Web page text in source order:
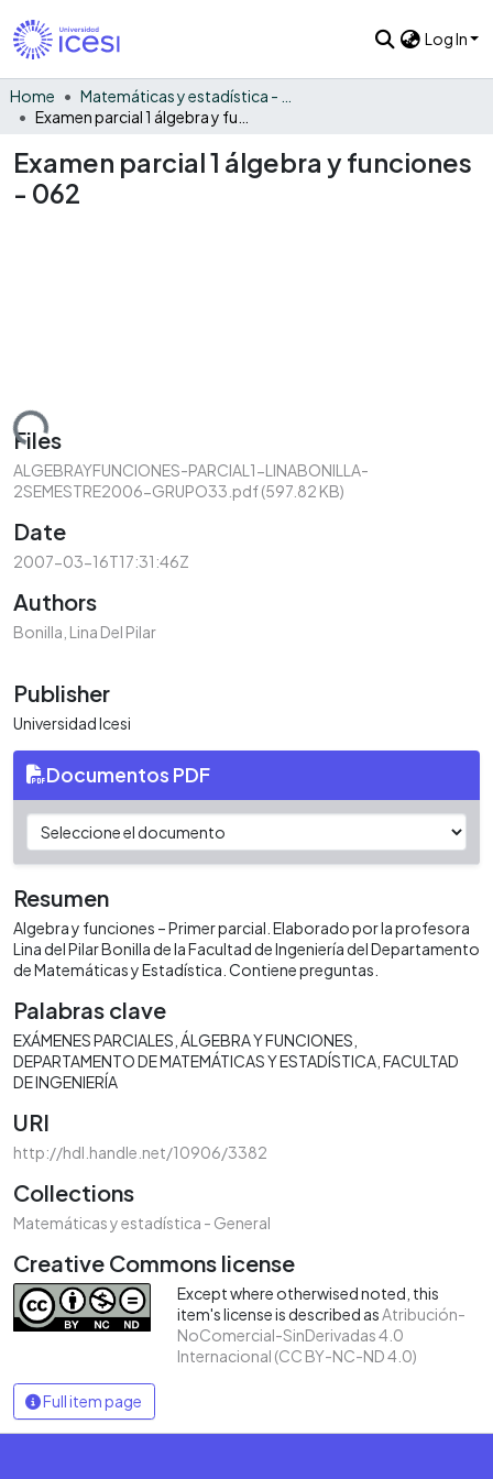
Log In
Home
Examen parcial 1 álgebra y funciones
- 062
Files
ALGEBRAYFUNCIONES-PARCIAL1-LINABONILLA-
2SEMESTRE2006-GRUPO33.pdf(597.82 KB)
Date
2007-03-16T17:31:46Z
Authors
Bonilla, Lina Del Pilar
Publisher
Universidad Icesi
Documentos PDF
Resumen
Algebra y funciones – Primer parcial. Elaborado por la profesora
Lina del Pilar Bonilla de la Facultad de Ingeniería del Departamento
de Matemáticas y Estadística. Contiene preguntas.
Palabras clave
EXÁMENES PARCIALES ÁLGEBRA Y FUNCIONES
DEPARTAMENTO DE MATEMÁTICAS Y ESTADÍSTICA FACULTAD
DE INGENIERÍA
URI
http://hdl.handle.net/10906/3382
Collections
Matemáticas y estadística - General
Creative Commons license
Except where otherwised noted, this
item's license is described asAtribución-
NoComercial-SinDerivadas 4.0
Internacional (CC BY-NC-ND 4.0)
Full item page